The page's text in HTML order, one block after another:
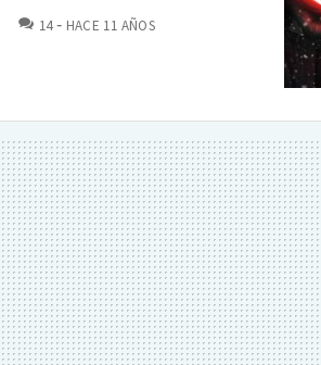
14 COMENTARIOS
HACE 11 AÑOS